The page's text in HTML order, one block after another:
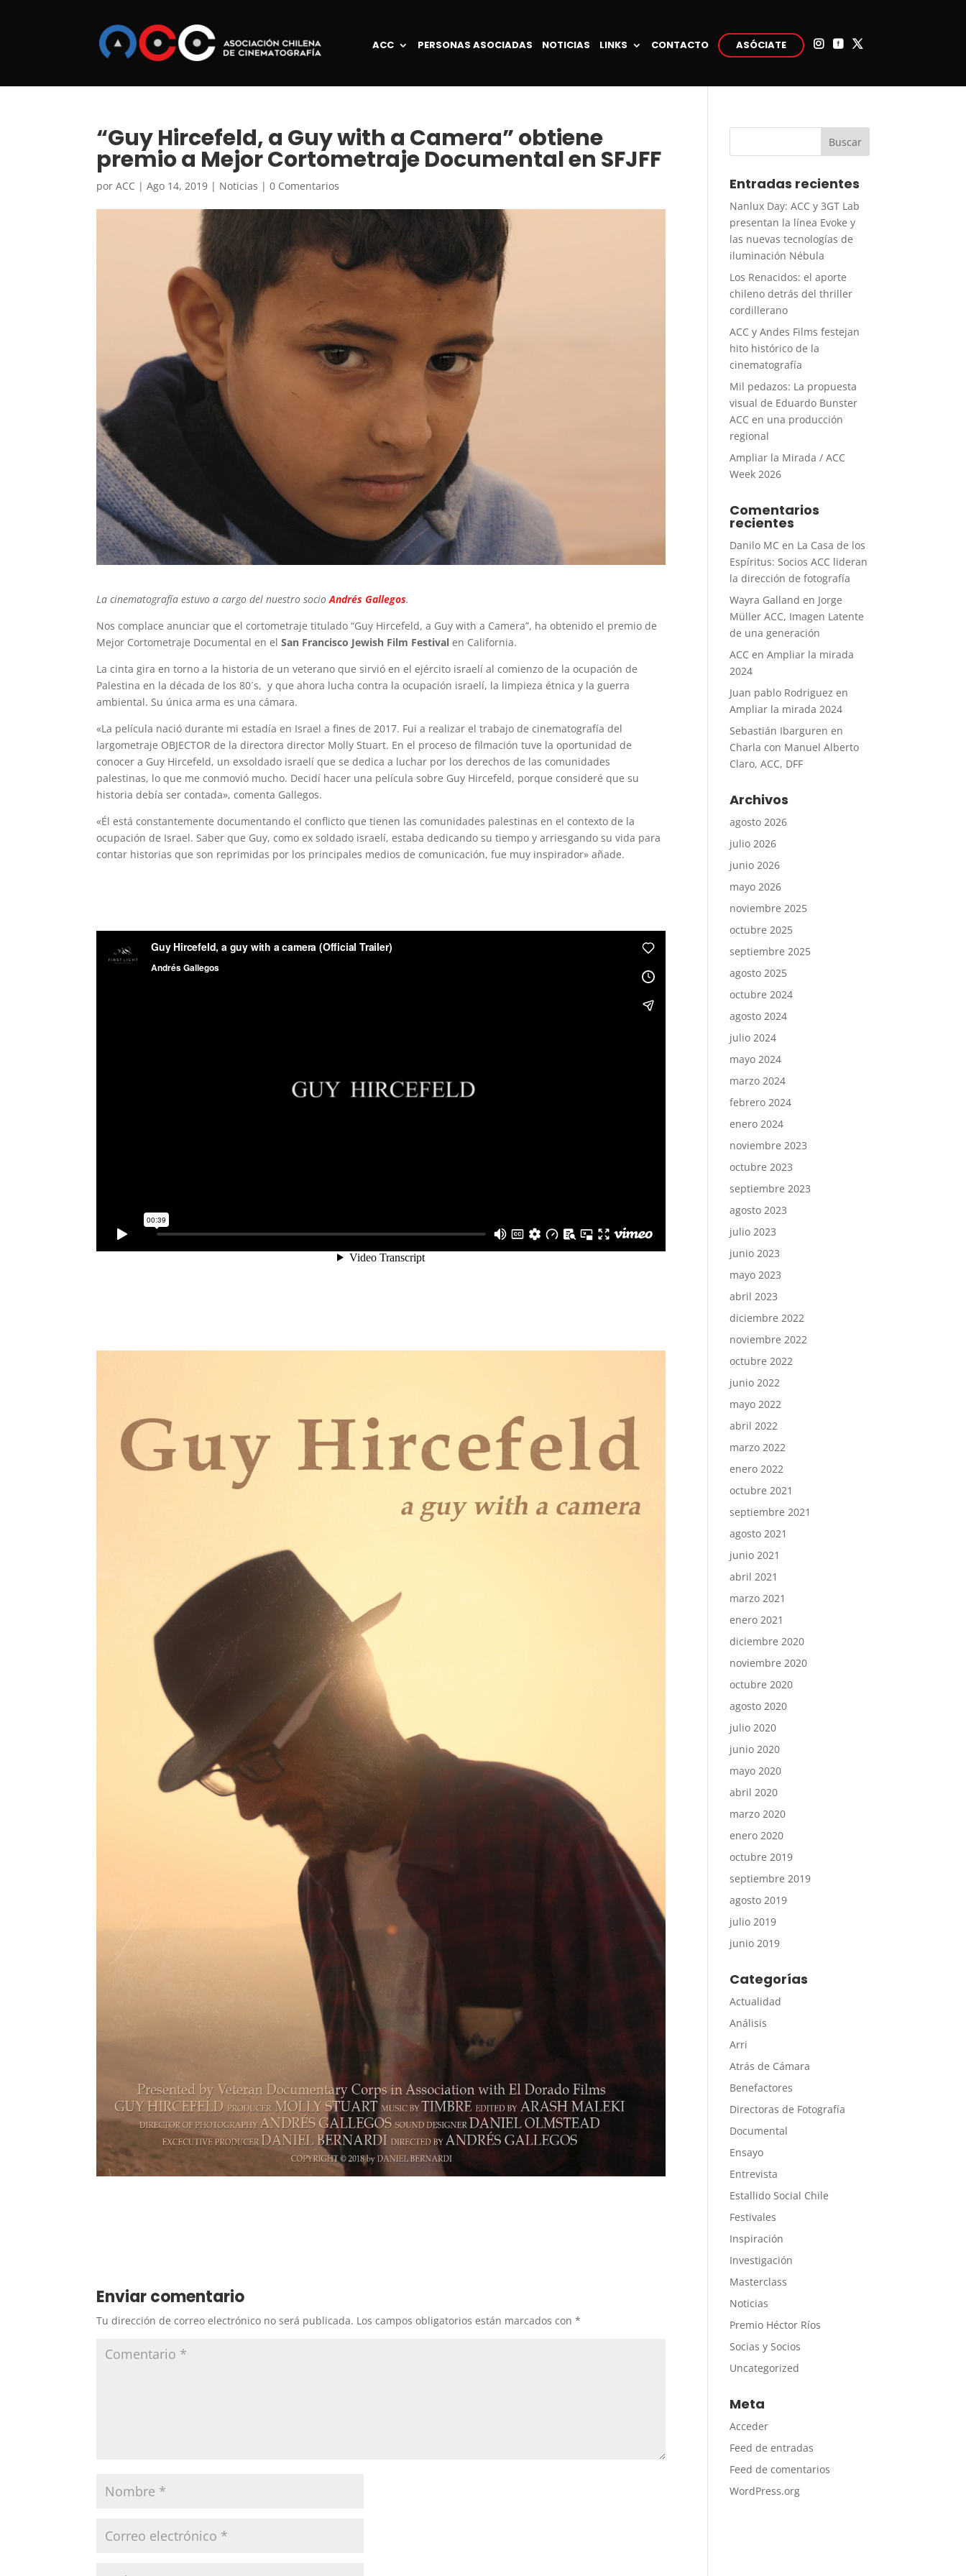
ACC PERSONAS ASOCIADAS NOTICIAS LINKS CONTACTO ASÓCIATE   
“Guy Hircefeld, a Guy with a Camera” obtiene
premio a Mejor Cortometraje Documental en SFJFF
porACC |Ago 14, 2019 | Noticias |0 Comentarios
La cinematografía estuvo a cargo del nuestro socioAndrés Gallegos.
Nos complace anunciar que el cortometraje titulado “Guy Hircefeld, a Guy with a Camera”, ha obtenido el premio de
Mejor Cortometraje Documental en el San Francisco Jewish Film Festival en California.
La cinta gira en torno a la historia de un veterano que sirvió en el ejército israelí al comienzo de la ocupación de
Palestina en la década de los 80´s, y que ahora lucha contra la ocupación israelí, la limpieza étnica y la guerra
ambiental. Su única arma es una cámara.
«La película nació durante mi estadía en Israel a fines de 2017. Fui a realizar el trabajo de cinematografía del
largometraje OBJECTOR de la directora director Molly Stuart. En el proceso de filmación tuve la oportunidad de
conocer a Guy Hircefeld, un exsoldado israelí que se dedica a luchar por los derechos de las comunidades
palestinas, lo que me conmovió mucho. Decidí hacer una película sobre Guy Hircefeld, porque consideré que su
historia debía ser contada», comenta Gallegos.
«Él está constantemente documentando el conflicto que tienen las comunidades palestinas en el contexto de la
ocupación de Israel. Saber que Guy, como ex soldado israelí, estaba dedicando su tiempo y arriesgando su vida para
contar historias que son reprimidas por los principales medios de comunicación, fue muy inspirador» añade.
Enviar comentario
Tu dirección de correo electrónico no será publicada. Los campos obligatorios están marcados con*
Entradas recientes
Nanlux Day: ACC y 3GT Lab
presentan la línea Evoke y
las nuevas tecnologías de
iluminación Nébula
Los Renacidos: el aporte
chileno detrás del thriller
cordillerano
ACC y Andes Films festejan
hito histórico de la
cinematografía
Mil pedazos: La propuesta
visual de Eduardo Bunster
ACC en una producción
regional
Ampliar la Mirada / ACC
Week 2026
Comentarios
recientes
Danilo MC en La Casa de los
Espíritus: Socios ACC lideran
la dirección de fotografía
Wayra Galland en Jorge
Müller ACC, Imagen Latente
de una generación
ACC enAmpliar la mirada
2024
Juan pablo Rodriguez en
Ampliar la mirada 2024
Sebastián Ibarguren en
Charla con Manuel Alberto
Claro, ACC, DFF
Archivos
agosto 2026
julio 2026
junio 2026
mayo 2026
noviembre 2025
octubre 2025
septiembre 2025
agosto 2025
octubre 2024
agosto 2024
julio 2024
mayo 2024
marzo 2024
febrero 2024
enero 2024
noviembre 2023
octubre 2023
septiembre 2023
agosto 2023
julio 2023
junio 2023
mayo 2023
abril 2023
diciembre 2022
noviembre 2022
octubre 2022
junio 2022
mayo 2022
abril 2022
marzo 2022
enero 2022
octubre 2021
septiembre 2021
agosto 2021
junio 2021
abril 2021
marzo 2021
enero 2021
diciembre 2020
noviembre 2020
octubre 2020
agosto 2020
julio 2020
junio 2020
mayo 2020
abril 2020
marzo 2020
enero 2020
octubre 2019
septiembre 2019
agosto 2019
julio 2019
junio 2019
Categorías
Actualidad
Análisis
Arri
Atrás de Cámara
Benefactores
Directoras de Fotografía
Documental
Ensayo
Entrevista
Estallido Social Chile
Festivales
Inspiración
Investigación
Masterclass
Noticias
Premio Héctor Ríos
Socias y Socios
Uncategorized
Meta
Acceder
Feed de entradas
Feed de comentarios
WordPress.org